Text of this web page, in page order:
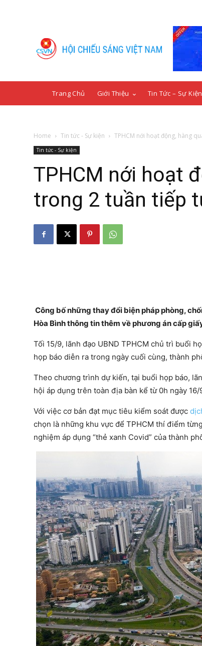
Trang Chủ Giới Thiệu Tin Tức – Sự Kiện
Home Tin tức - Sự kiện TPHCM nới hoạt động, hàng
Tin tức - Sự kiện
TPHCM nới hoạt
trong 2 tuần tiếp
Công bố những thay đổi biện pháp phòng,
Hòa Bình thông tin thêm về phương án cấp
Tối 15/9, lãnh đạo UBND TPHCM chủ trì buổi
họp báo diễn ra trong ngày cuối cùng, thành
Theo chương trình dự kiến, tại buổi họp báo,
hội áp dụng trên toàn địa bàn kể từ 0h ngày 16/
Với việc cơ bản đạt mục tiêu kiểm soát được
chọn là những khu vực để TPHCM thí điểm
nghiệm áp dụng “thẻ xanh Covid” của thành